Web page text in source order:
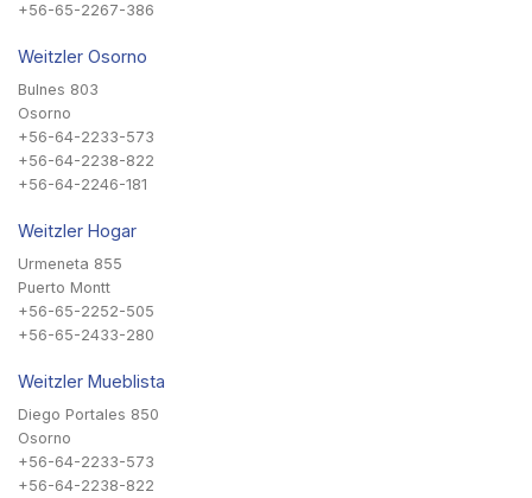
+56-65-2267-386
Weitzler Osorno
Bulnes 803
Osorno
+56-64-2233-573
+56-64-2238-822
+56-64-2246-181
Weitzler Hogar
Urmeneta 855
Puerto Montt
+56-65-2252-505
+56-65-2433-280
Weitzler Mueblista
Diego Portales 850
Osorno
+56-64-2233-573
+56-64-2238-822